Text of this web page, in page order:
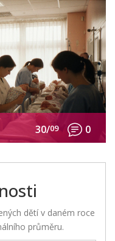
30/09 0
dětí v daném roce
průměru.